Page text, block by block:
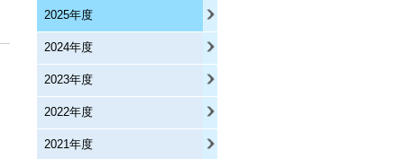
2025年度
2024年度
2023年度
2022年度
2021年度